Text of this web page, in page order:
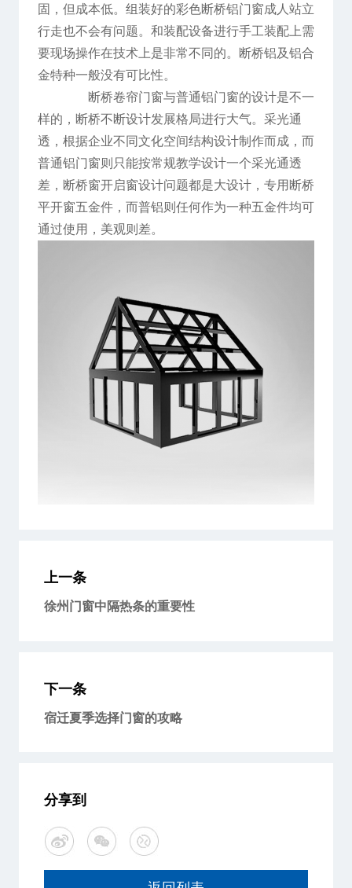
固，但成本低。组装好的彩色断桥铝门窗成人站立
行走也不会有问题。和装配设备进行手工装配上需
要现场操作在技术上是非常不同的。断桥铝及铝合
金特种一般没有可比性。
断桥卷帘门窗与普通铝门窗的设计是不一
样的，断桥不断设计发展格局进行大气。采光通
透，根据企业不同文化空间结构设计制作而成，而
普通铝门窗则只能按常规教学设计一个采光通透
差，断桥窗开启窗设计问题都是大设计，专用断桥
平开窗五金件，而普铝则任何作为一种五金件均可
通过使用，美观则差。
上一条
徐州门窗中隔热条的重要性
下一条
宿迁夏季选择门窗的攻略
分享到